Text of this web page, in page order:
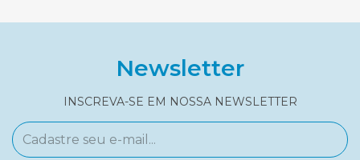
Newsletter
INSCREVA-SE EM NOSSA NEWSLETTER